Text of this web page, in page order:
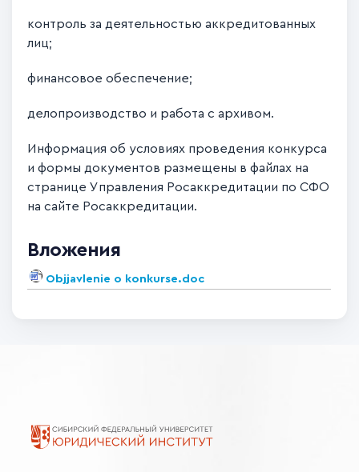
контроль за деятельностью аккредитованных
лиц;
финансовое обеспечение;
делопроизводство и работа с архивом.
Информация об условиях проведения конкурса
и формы документов размещены в файлах на
странице Управления Росаккредитации по СФО
на сайте Росаккредитации.
Вложения
Objjavlenie o konkurse.doc